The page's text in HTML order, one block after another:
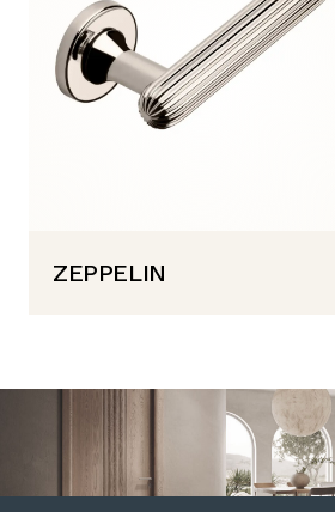
ZEPPELIN